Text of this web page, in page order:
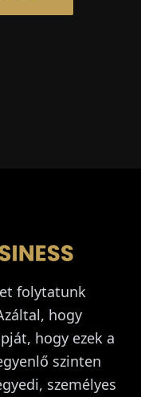
folytatunk
hogy
hogy ezek a
szinten
személyes